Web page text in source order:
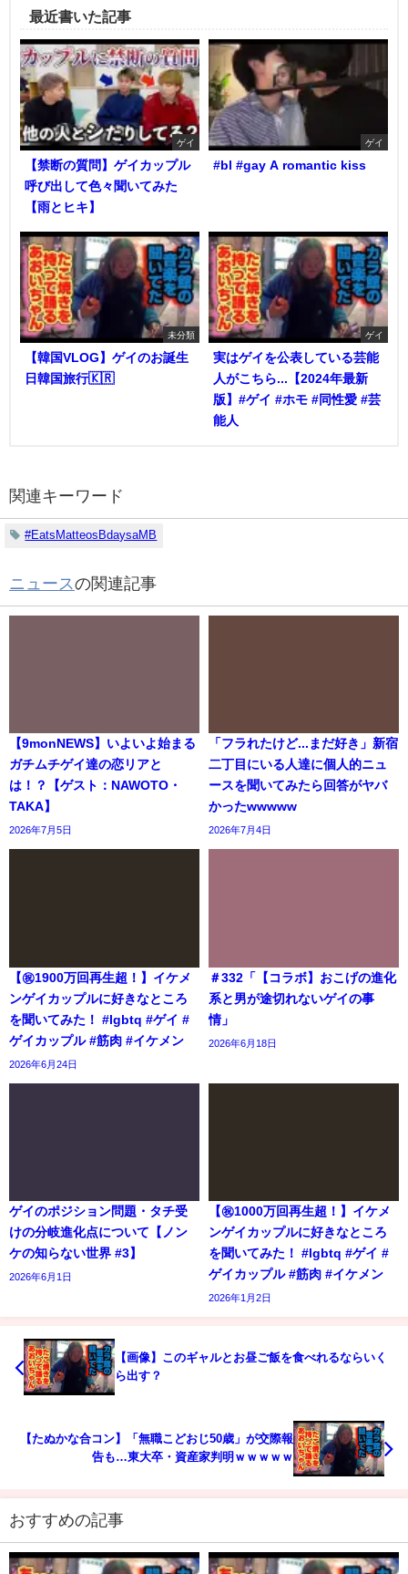
最近書いた記事
ゲイ
【禁断の質問】ゲイカップル
呼び出して色々聞いてみた
【雨とヒキ】
ゲイ
#bl #gay A romantic kiss
未分類
【韓国VLOG】ゲイのお誕生
日韓国旅行🇰🇷
ゲイ
実はゲイを公表している芸能
人がこちら...【2024年最新
版】#ゲイ #ホモ #同性愛 #芸
能人
関連キーワード
#EatsMatteosBdaysaMB
ニュースの関連記事
【9monNEWS】いよいよ始まる
ガチムチゲイ達の恋リアと
は！？【ゲスト：NAWOTO・
TAKA】
2026年7月5日
「フラれたけど...まだ好き」新宿
二丁目にいる人達に個人的ニュ
ースを聞いてみたら回答がヤバ
かったwwwww
2026年7月4日
【㊗️1900万回再生超！】イケメ
ンゲイカップルに好きなところ
を聞いてみた！ #lgbtq #ゲイ #
ゲイカップル #筋肉 #イケメン
2026年6月24日
＃332「【コラボ】おこげの進化
系と男が途切れないゲイの事
情」
2026年6月18日
ゲイのポジション問題・タチ受
けの分岐進化点について【ノン
ケの知らない世界 #3】
2026年6月1日
【㊗️1000万回再生超！】イケメ
ンゲイカップルに好きなところ
を聞いてみた！ #lgbtq #ゲイ #
ゲイカップル #筋肉 #イケメン
2026年1月2日
【画像】このギャルとお昼ご飯を食べれるならいく
ら出す？
【たぬかな合コン】「無職こどおじ50歳」が交際報
告も…東大卒・資産家判明ｗｗｗｗｗ
おすすめの記事